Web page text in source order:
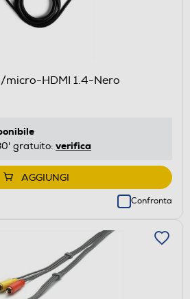
micro-HDMI 1.4-Nero
gratuito: verifica
AGGIUNGI
Confronta